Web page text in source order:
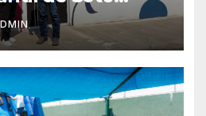
con la niñez del